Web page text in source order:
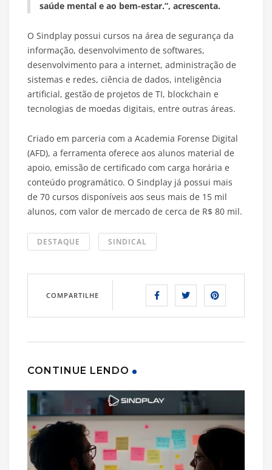
saúde mental e ao bem-estar.”, acrescenta.
O Sindplay possui cursos na área de segurança da
informação, desenvolvimento de softwares,
desenvolvimento para a internet, administração de
sistemas e redes, ciência de dados, inteligência
artificial, gestão de projetos de TI, blockchain e
tecnologias de moedas digitais, entre outras áreas.
Criado em parceria com a Academia Forense Digital
(AFD), a ferramenta oferece aos alunos material de
apoio, emissão de certificado com carga horária e
conteúdo programático. O Sindplay já possui mais
de 70 cursos disponíveis aos seus mais de 15 mil
alunos, com valor de mercado de cerca de R$ 80 mil.
DESTAQUE SINDICAL
COMPARTILHE
CONTINUE LENDO